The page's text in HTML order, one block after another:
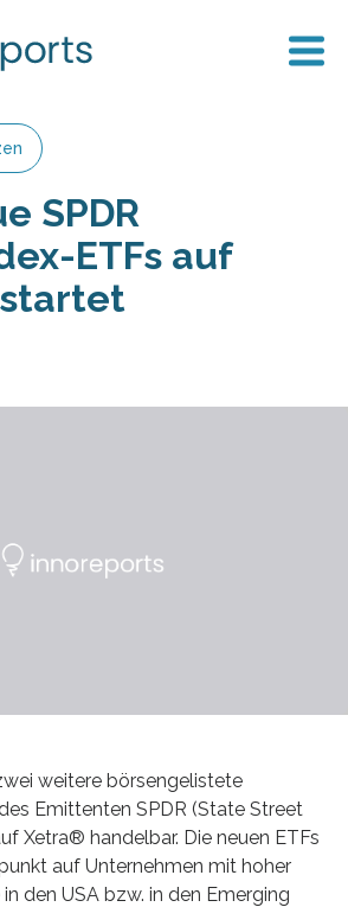
SPDR
ETFs auf
weitere börsengelistete
Emittenten SPDR (State Street
Xetra® handelbar. Die neuen ETFs
auf Unternehmen mit hoher
den USA bzw. in den Emerging